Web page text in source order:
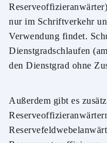
nur im Schriftverkehr
Verwendung findet.
Dienstgradschlaufen
den Dienstgrad ohne
Außerdem gibt es